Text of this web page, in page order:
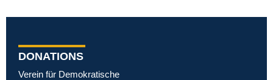
DONATIONS
Verein für Demokratische